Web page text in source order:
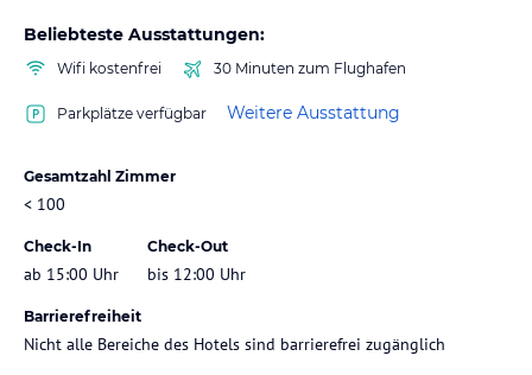
Beliebteste Ausstattungen:
Wifi kostenfrei 30 Minuten zum Flughafen
Parkplätze verfügbar Weitere Ausstattung
Gesamtzahl Zimmer
< 100
Check-In
ab 15:00 Uhr
Check-Out
bis 12:00 Uhr
Barrierefreiheit
Nicht alle Bereiche des Hotels sind barrierefrei zugänglich